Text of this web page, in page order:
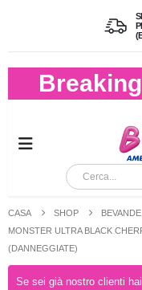
CASA SHOP BEVANDE
MONSTER ULTRA BLACK
(DANNEGGIATE)
Se sei già nostro clienti